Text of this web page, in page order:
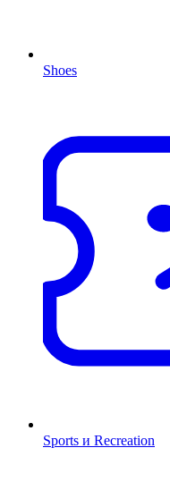
Shoes
Sports и Recreation